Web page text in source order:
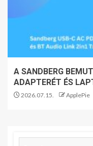
A SANDBERG
ADAPTERÉT ÉS
2026.07.15. ApplePie